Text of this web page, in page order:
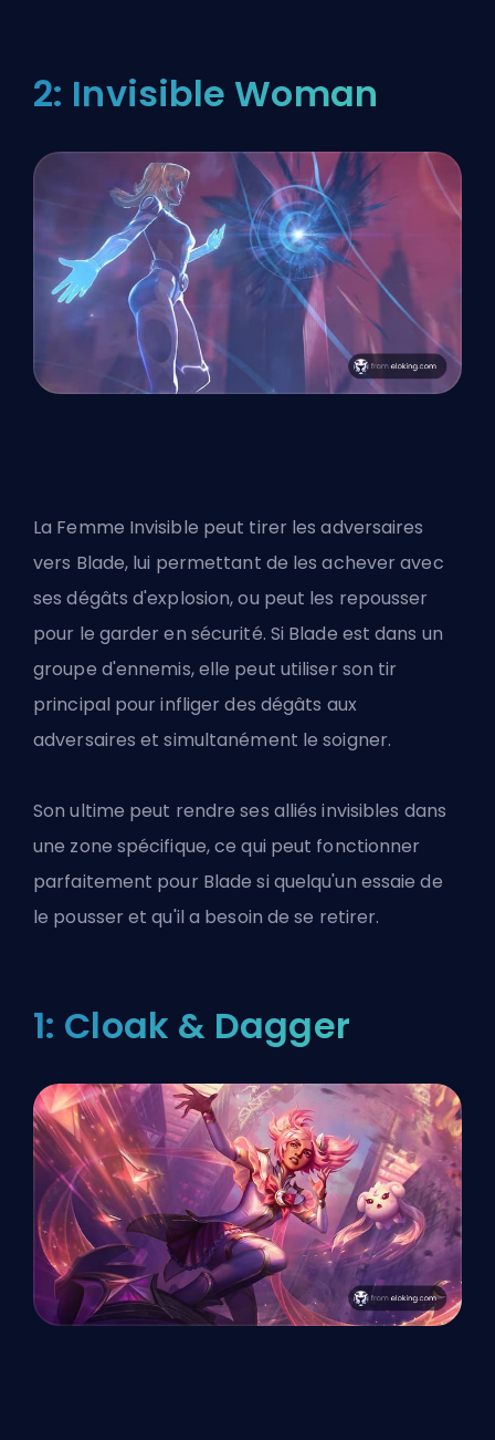
2: Invisible Woman
La Femme Invisible peut tirer les adversaires
vers Blade, lui permettant de les achever avec
ses dégâts d'explosion, ou peut les repousser
pour le garder en sécurité. Si Blade est dans un
groupe d'ennemis, elle peut utiliser son tir
principal pour infliger des dégâts aux
adversaires et simultanément le soigner.
Son ultime peut rendre ses alliés invisibles dans
une zone spécifique, ce qui peut fonctionner
parfaitement pour Blade si quelqu'un essaie de
le pousser et qu'il a besoin de se retirer.
1: Cloak & Dagger